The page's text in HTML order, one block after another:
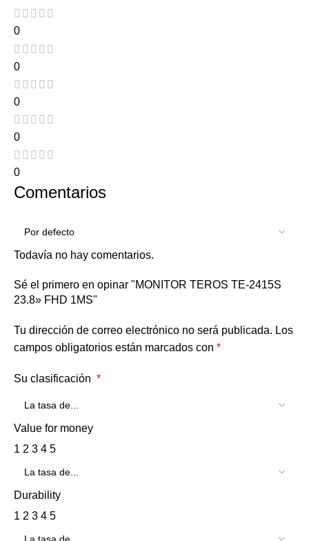
0
0
0
0
0
Comentarios
Todavía no hay comentarios.
Sé el primero en opinar "MONITOR TEROS TE-2415S
23.8» FHD 1MS"
Tu dirección de correo electrónico no será publicada. Los
campos obligatorios están marcados con *
Su clasificación *
Value for money
1 2 3 4 5
Durability
1 2 3 4 5